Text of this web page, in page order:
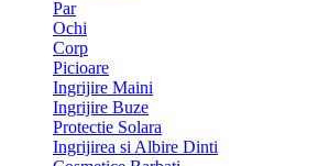
Par
Ochi
Corp
Picioare
Ingrijire Maini
Ingrijire Buze
Protectie Solara
Ingrijirea si Albire Dinti